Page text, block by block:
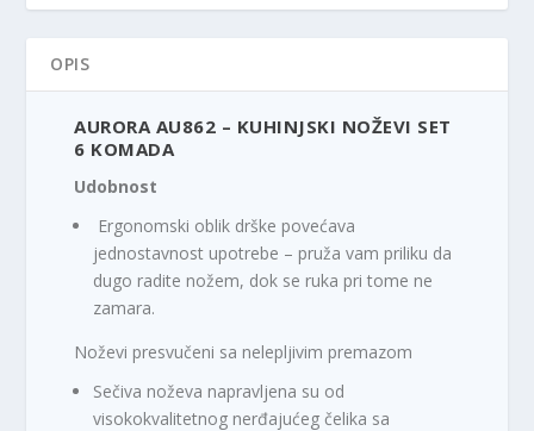
OPIS
AURORA AU862 – KUHINJSKI NOŽEVI SET
6 KOMADA
Udobnost
Ergonomski oblik drške povećava
jednostavnost upotrebe – pruža vam priliku da
dugo radite nožem, dok se ruka pri tome ne
zamara.
Noževi presvučeni sa nelepljivim premazom
Sečiva noževa napravljena su od
visokokvalitetnog nerđajućeg čelika sa